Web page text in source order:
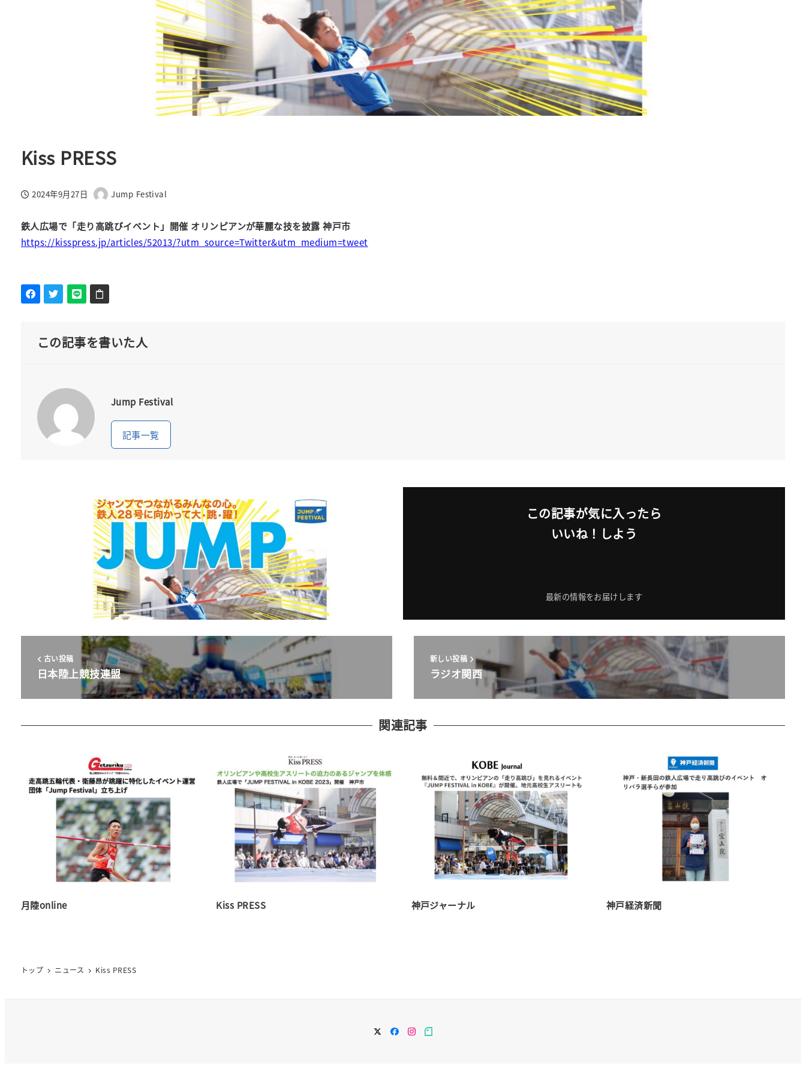
Kiss PRESS
投稿日
2024年9月27日
著
Jump Festival
鉄人広場で「走り高跳びイベント」開催 オリンピアンが華麗な技を披露 神戸市
https://kisspress.jp/articles/52013/?utm_source=Twitter&utm_medium=tweet
この記事を書いた人
Jump Festival
記事一覧
この記事が気に入ったら
いいね！しよう
最新の情報をお届けします
古い投稿
日本陸上競技連盟
新しい投稿
ラジオ関西
関連記事
月陸online Kiss PRESS 神戸ジャーナル 神戸経済新聞
トップ ニュース Kiss PRESS
twitter
facebookinstagram
note